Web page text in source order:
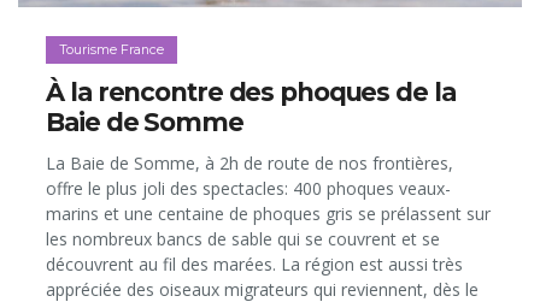
Tourisme France
À la rencontre des phoques de la
Baie de Somme
La Baie de Somme, à 2h de route de nos frontières,
offre le plus joli des spectacles: 400 phoques veaux-
marins et une centaine de phoques gris se prélassent sur
les nombreux bancs de sable qui se couvrent et se
découvrent au fil des marées. La région est aussi très
appréciée des oiseaux migrateurs qui reviennent, dès le